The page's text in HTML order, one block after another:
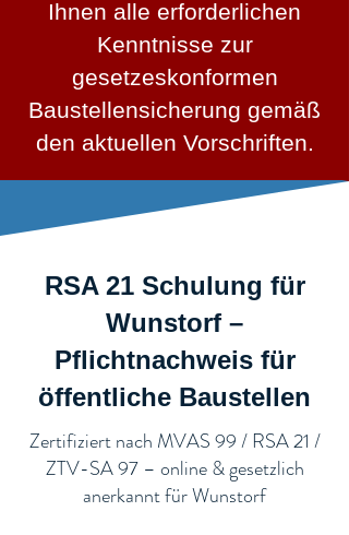
Ihnen alle erforderlichen
Kenntnisse zur
gesetzeskonformen
Baustellensicherung gemäß
den aktuellen Vorschriften.
RSA 21 Schulung für
Wunstorf –
Pflichtnachweis für
öffentliche Baustellen​
​Zertifiziert nach MVAS 99 / RSA 21 /
ZTV-SA 97 – online & gesetzlich
anerkannt für Wunstorf